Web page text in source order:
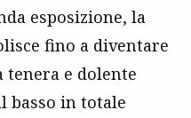
esposizione, la
fino a diventare
tenera e dolente
basso in totale